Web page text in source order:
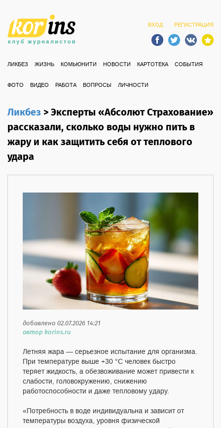
ВХОД РЕГИСТРАЦИЯ
ЛИКБЕЗ ЖИЗНЬ КОМЬЮНИТИ НОВОСТИ КАРТОТЕКА СОБЫТИЯ
ФОТО ВИДЕО РАБОТА ВОПРОСЫ ЛИЧНОСТИ
Ликбез>Эксперты «Абсолют Страхование»
рассказали, сколько воды нужно пить в
жару и как защитить себя от теплового
удара
добавлено 02.07.2026 14:21
автор korins.ru
Летняя жара — серьезное испытание для организма.
При температуре выше +30 °С человек быстро
теряет жидкость, а обезвоживание может привести к
слабости, головокружению, снижению
работоспособности и даже тепловому удару.
«Потребность в воде индивидуальна и зависит от
температуры воздуха, уровня физической